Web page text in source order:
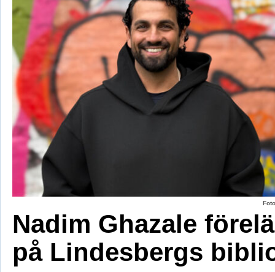
Nadim Ghazale
på Lindesbergs